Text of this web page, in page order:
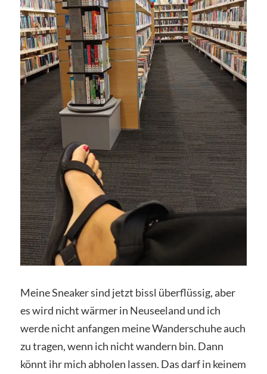
Meine Sneaker sind jetzt bissl überflüssig, aber
es wird nicht wärmer in Neuseeland und ich
werde nicht anfangen meine Wanderschuhe auch
zu tragen, wenn ich nicht wandern bin. Dann
könnt ihr mich abholen lassen. Das darf in keinem